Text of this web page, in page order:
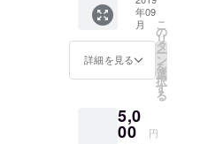
etc..
スメー
年09
月
詳細を見る
こ
の
リ
タ
ー
ン
を
選
択
す
る
5,0
00 円